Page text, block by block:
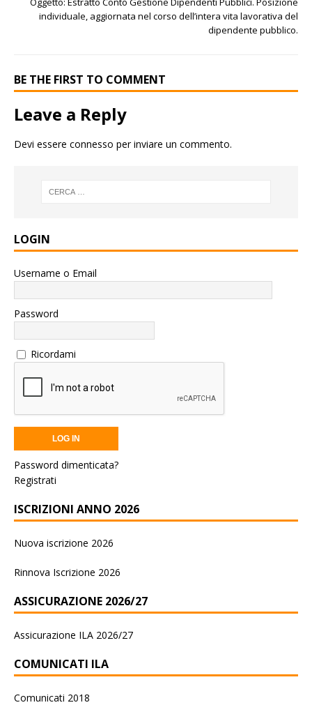
individuale, aggiornata nel corso dell’intera vita lavorativa del
dipendente pubblico.
BE THE FIRST TO COMMENT
Leave a Reply
Devi essere connesso per inviare un commento.
LOGIN
Username o Email
Password
Ricordami
Password dimenticata?
Registrati
ISCRIZIONI ANNO 2026
Nuova iscrizione 2026
Rinnova Iscrizione 2026
ASSICURAZIONE 2026/27
Assicurazione ILA 2026/27
COMUNICATI ILA
Comunicati 2018